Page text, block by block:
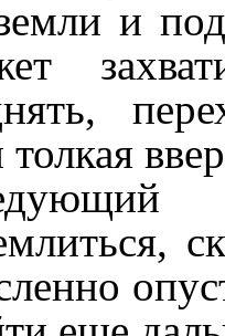
и
толкая